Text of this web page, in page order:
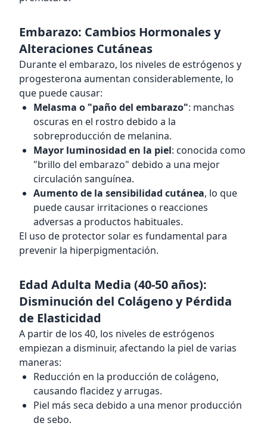
Embarazo: Cambios Hormonales y
Alteraciones Cutáneas
Durante el embarazo, los niveles de estrógenos y
progesterona aumentan considerablemente, lo
que puede causar:
Melasma o "paño del embarazo": manchas
oscuras en el rostro debido a la
sobreproducción de melanina.
Mayor luminosidad en la piel: conocida como
"brillo del embarazo" debido a una mejor
circulación sanguínea.
Aumento de la sensibilidad cutánea, lo que
puede causar irritaciones o reacciones
adversas a productos habituales.
El uso de protector solar es fundamental para
prevenir la hiperpigmentación.
Edad Adulta Media (40-50 años):
Disminución del Colágeno y Pérdida
de Elasticidad
A partir de los 40, los niveles de estrógenos
empiezan a disminuir, afectando la piel de varias
maneras:
Reducción en la producción de colágeno,
causando flacidez y arrugas.
Piel más seca debido a una menor producción
de sebo.